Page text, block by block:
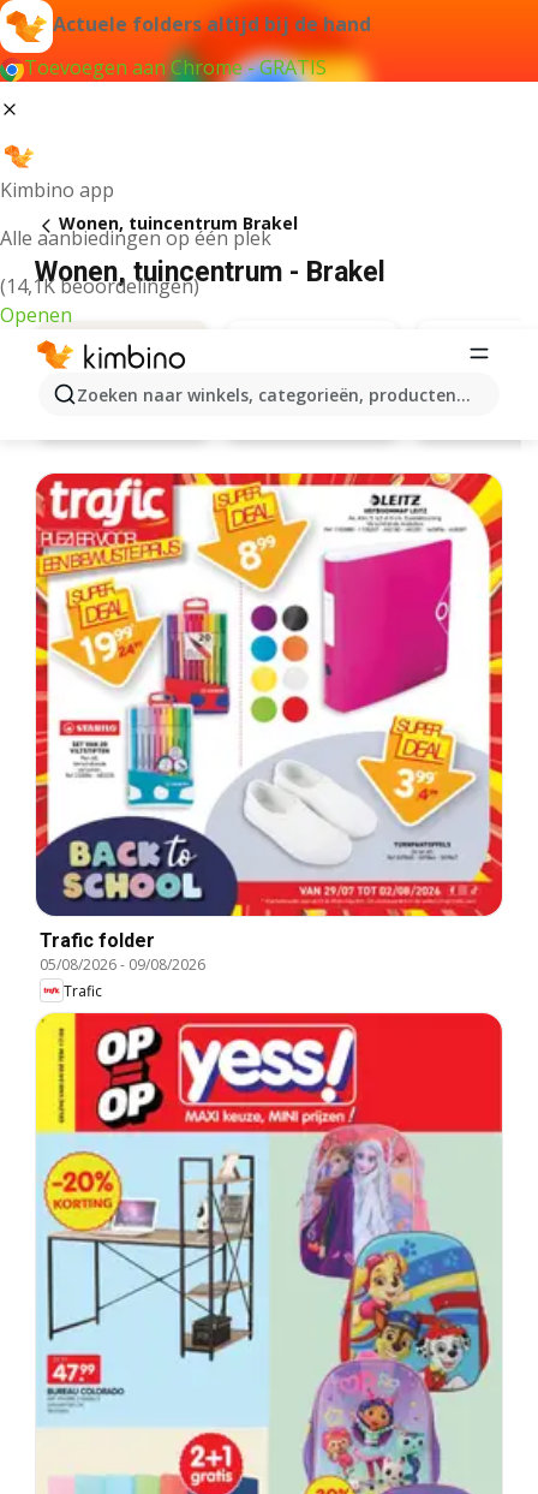
Actuele folders altijd bij de hand
Toevoegen aan Chrome - GRATIS
Kimbino app
Alle aanbiedingen op één plek
(14,1K beoordelingen)
Openen
Zoeken naar winkels, categorieën, producten...
Wonen, tuincentrum Brakel
Wonen, tuincentrum - Brakel
Brico
Trafic folder
05/08/2026- 09/08/2026
Trafic